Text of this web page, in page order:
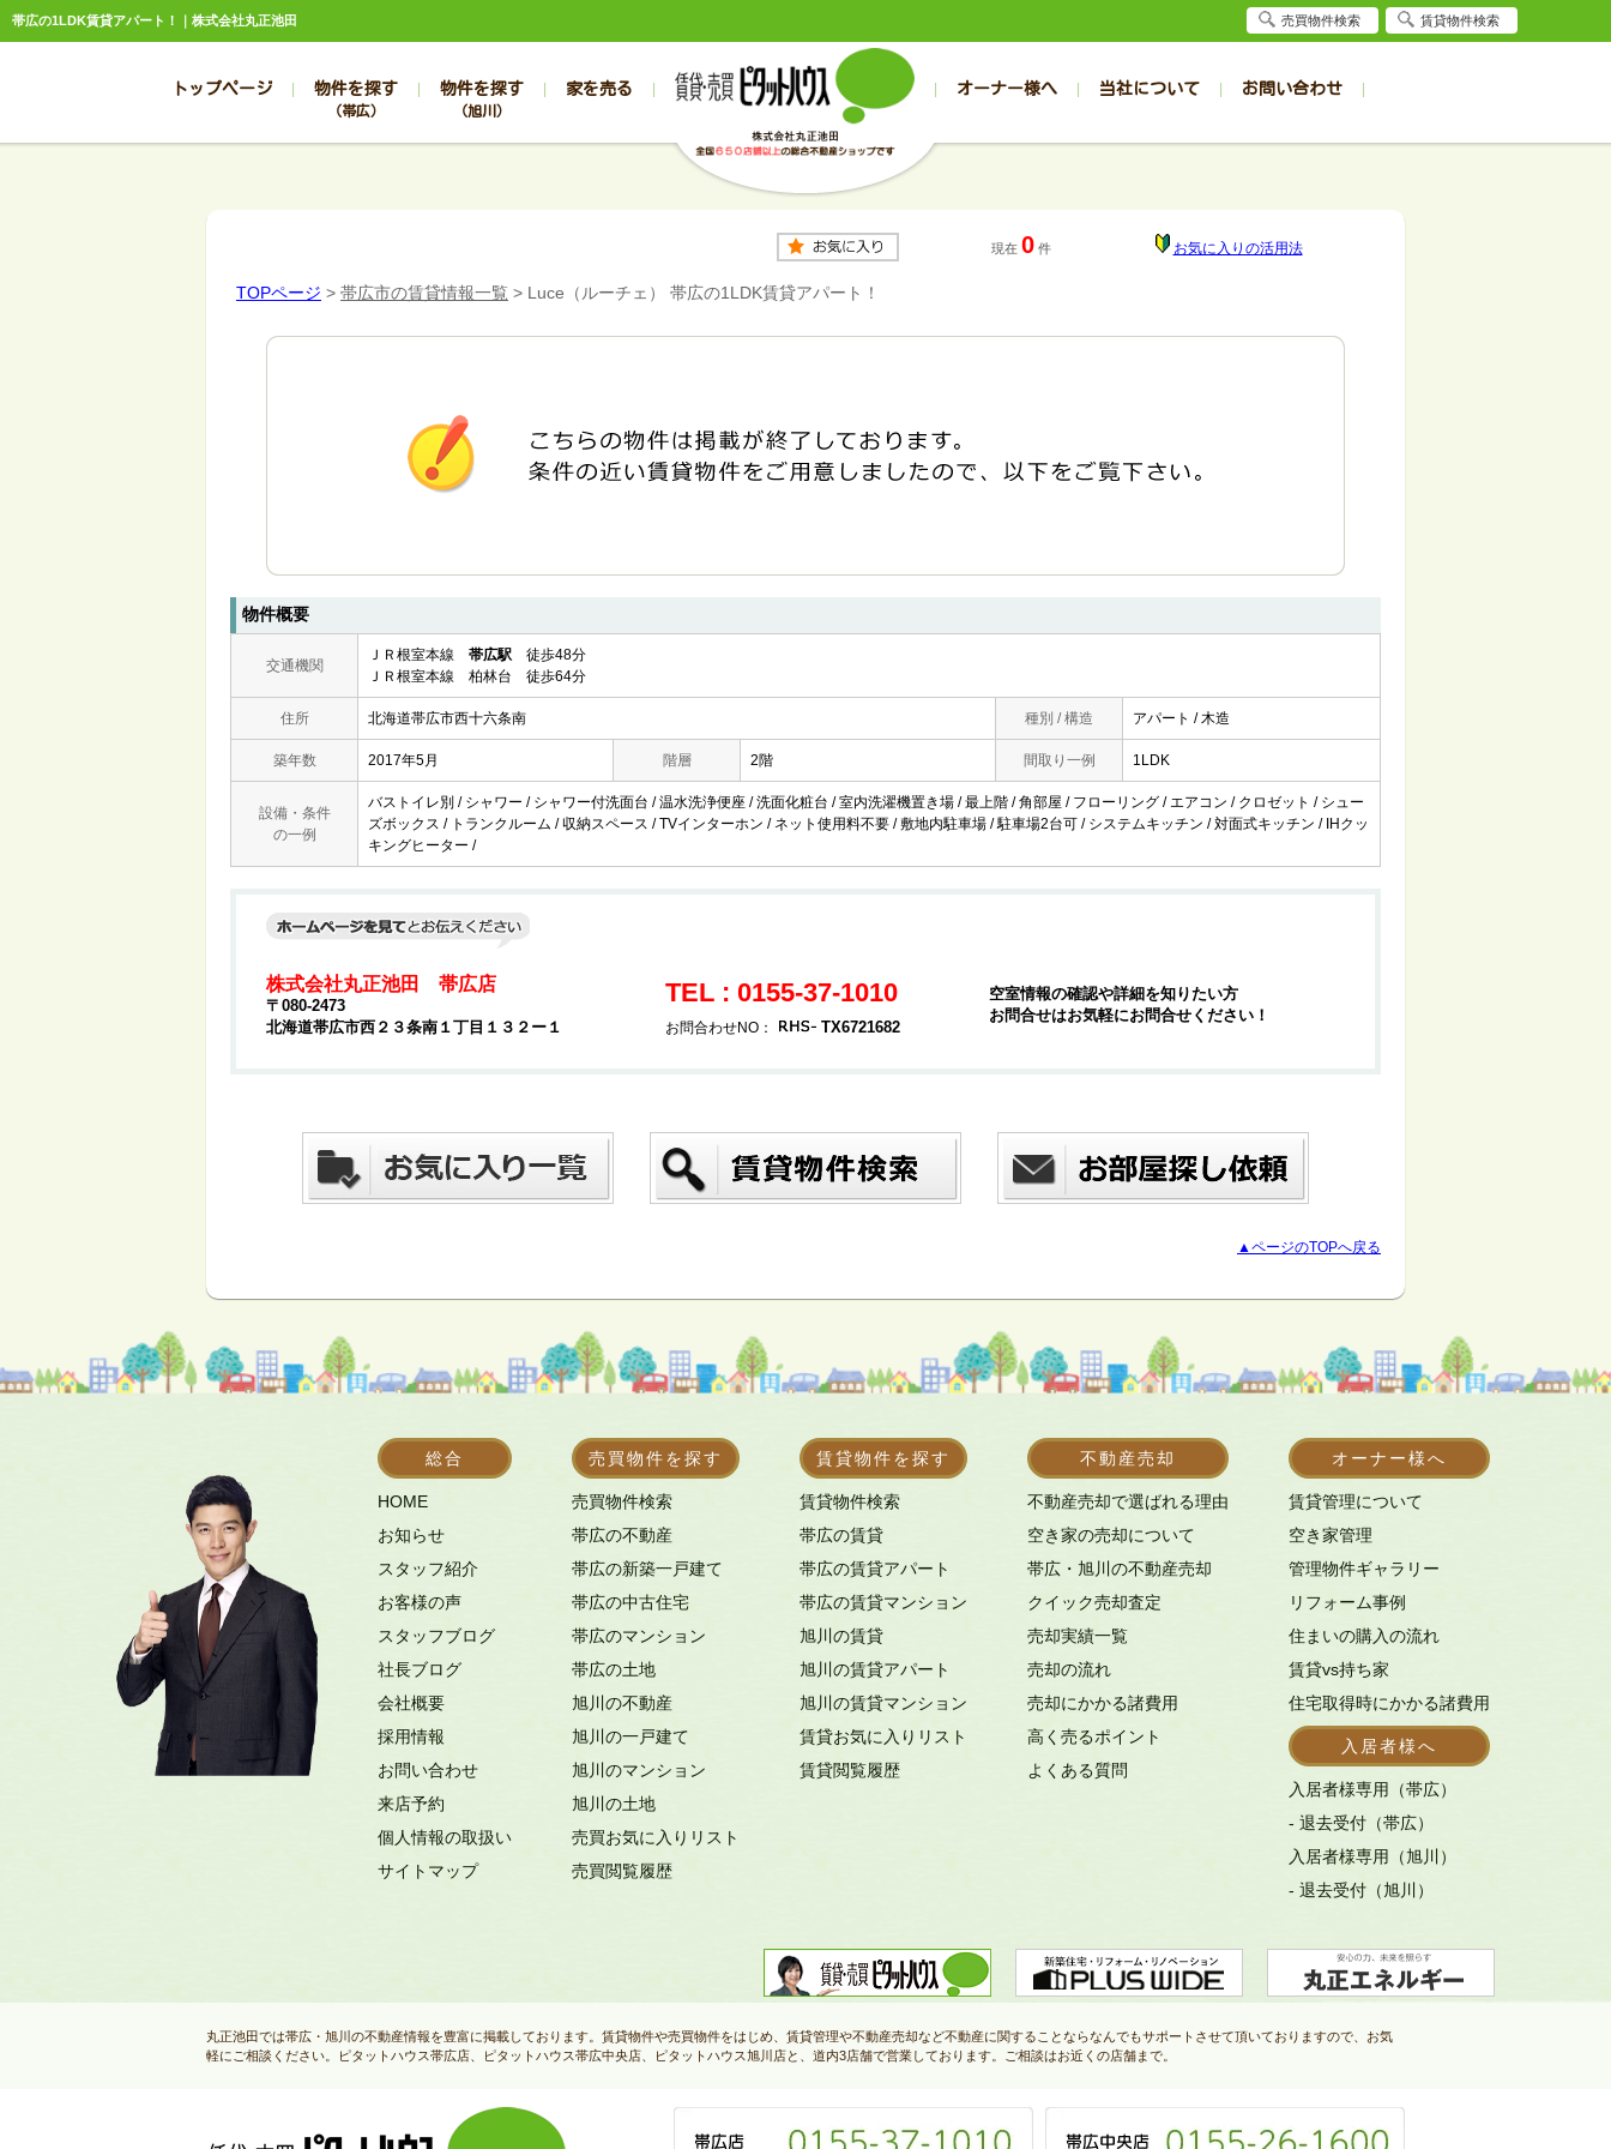
帯広の1LDK賃貸アパート！｜株式会社丸正池田
トップページ 物件を探す
（帯広）
帯広の売買物件一覧
帯広の中古一戸建て
帯広の1000万円以下
帯広の1000万～2000万円
帯広の2000万～3000万円
帯広の賃貸物件一覧
帯広の賃貸アパート
帯広の1R～1K
帯広の1DK～1LDK
物件を探す
（旭川）
旭川の売買物件一覧
旭川の中古一戸建て
旭川の1000万円以下
旭川の1000万～2000万円
旭川の2000万～3000万円
旭川の賃貸物件一覧
旭川の賃貸アパート
旭川の1R～1K
旭川の1DK～1LDK
家を売る オーナー様へ 当社について
スタッフブログ お客様の声
お問い合わせ
売却のお問合せ 入居者様専用（帯広店）
現在 0 件 お気に入りの活用法
TOPページ > 帯広市の賃貸情報一覧 > Luce（ルーチェ） 帯広の1LDK賃貸アパート！
物件概要
交通機関
ＪＲ根室本線 帯広駅 徒歩48分
ＪＲ根室本線 柏林台 徒歩64分
住所 北海道帯広市西十六条南 種別 / 構造 アパート / 木造
築年数 2017年5月 階層 2階 間取り一例 1LDK
設備・条件
の一例
バストイレ別 / シャワー / シャワー付洗面台 / 温水洗浄便座 / 洗面化粧台 / 室内洗濯機置き場 / 最上階 / 角部屋 / フローリング / エアコン / クロゼット / シュー
ズボックス / トランクルーム / 収納スペース / TVインターホン / ネット使用料不要 / 敷地内駐車場 / 駐車場2台可 / システムキッチン / 対面式キッチン / IHクッ
キングヒーター /
株式会社丸正池田 帯広店
〒080-2473
北海道帯広市西２３条南１丁目１３２ー１
TEL : 0155-37-1010
お問合わせNO： TX6721682
空室情報の確認や詳細を知りたい方
お問合せはお気軽にお問合せください！
▲ページのTOPへ戻る
総合
HOME
お知らせ
スタッフ紹介
お客様の声
スタッフブログ
社長ブログ
会社概要
採用情報
お問い合わせ
来店予約
個人情報の取扱い
サイトマップ
売買物件を探す
売買物件検索
帯広の不動産
帯広の新築一戸建て
帯広の中古住宅
帯広のマンション
帯広の土地
旭川の不動産
旭川の一戸建て
旭川のマンション
旭川の土地
売買お気に入りリスト
売買閲覧履歴
賃貸物件を探す
賃貸物件検索
帯広の賃貸
帯広の賃貸アパート
帯広の賃貸マンション
旭川の賃貸
旭川の賃貸アパート
旭川の賃貸マンション
賃貸お気に入りリスト
賃貸閲覧履歴
不動産売却
不動産売却で選ばれる理由
空き家の売却について
帯広・旭川の不動産売却
クイック売却査定
売却実績一覧
売却の流れ
売却にかかる諸費用
高く売るポイント
よくある質問
オーナー様へ
賃貸管理について
空き家管理
管理物件ギャラリー
リフォーム事例
住まいの購入の流れ
賃貸vs持ち家
住宅取得時にかかる諸費用
入居者様へ
入居者様専用（帯広）
- 退去受付（帯広）
入居者様専用（旭川）
- 退去受付（旭川）
丸正池田では帯広・旭川の不動産情報を豊富に掲載しております。賃貸物件や売買物件をはじめ、賃貸管理や不動産売却など不動産に関することならなんでもサポートさせて頂いておりますので、お気
軽にご相談ください。ピタットハウス帯広店、ピタットハウス帯広中央店、ピタットハウス旭川店と、道内3店舗で営業しております。ご相談はお近くの店舗まで。
売買物件検索 賃貸物件検索